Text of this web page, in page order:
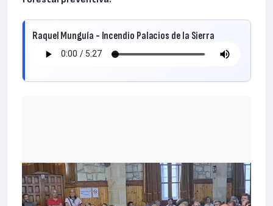
Raquel Munguía - Incendio Palacios de la Sierra